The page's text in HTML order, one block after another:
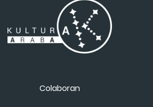
Colaboran